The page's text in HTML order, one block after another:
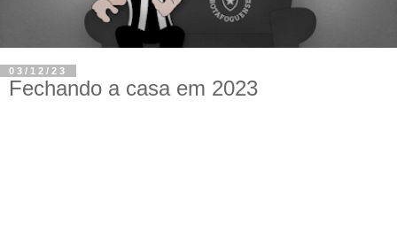
03/12/23
Fechando a casa em 2023